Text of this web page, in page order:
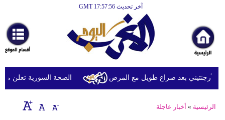
آخر تحديث GMT 17:57:56
أخبارعاجلة
رياضة
ثقافة
إقتصاد
الصحة السورية تعلن مقتل شخصين وإصابة بعد صراع طويل مع المرض
الرئيسية » أخبار عاجلة